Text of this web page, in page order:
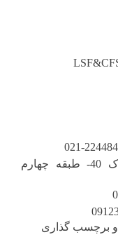
تهران پاسداران- خیابان گل نبی- پلاک 40- طبقه چهارم
و برچسب گذاری